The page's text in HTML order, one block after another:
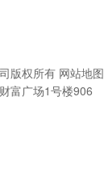
版权所有 网站地图
富广场1号楼906